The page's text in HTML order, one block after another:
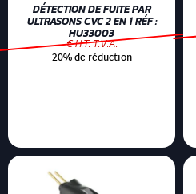
DÉTECTION DE FUITE PAR
ULTRASONS CVC 2 EN 1 RÉF :
HU33003
€ H.T. T.V.A.
20% de réduction